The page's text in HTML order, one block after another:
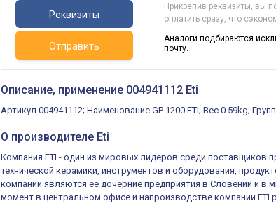
Реквизиты
Прикрепив реквизиты, вы
оплатить сразу, что
Отправить
Аналоги подбираются
почту.
Описание, применение 004941112 Eti
Артикул 004941112; Наименование GP 1200 ETI; Вес 0.59kg;
О производителе Eti
Компания ETI - один из мировых лидеров среди поставщиков
технической керамики, инструментов и оборудования,
компании являются её дочерние предприятия в Словении и в
момент в центральном офисе и напроизводстве компании ETI